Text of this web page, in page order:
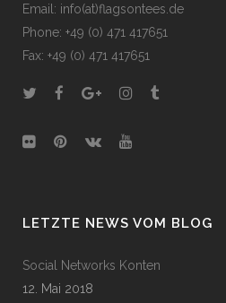
Email: info(at)flagsontees.de
Phone: +49 (0) 471 417651
Fax: +49 (0) 471 417651
LETZTE NEWS VOM BLOG
Social Networks Konten
12. Mai 2018